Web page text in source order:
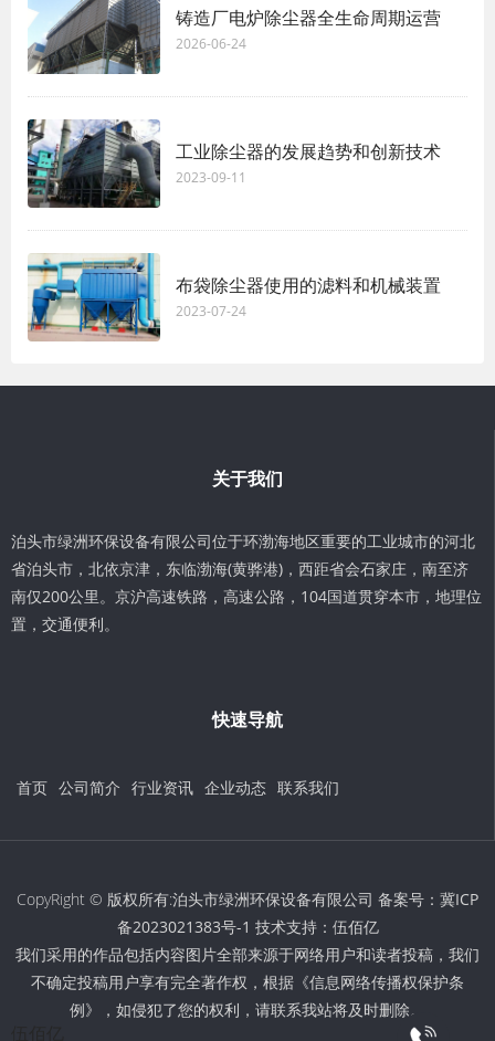
铸造厂电炉除尘器全生命周期运营
2026-06-24
工业除尘器的发展趋势和创新技术
2023-09-11
布袋除尘器使用的滤料和机械装置
2023-07-24
关于我们
泊头市绿洲环保设备有限公司位于环渤海地区重要的工业城市的河北
省泊头市，北依京津，东临渤海(黄骅港)，西距省会石家庄，南至济
南仅200公里。京沪高速铁路，高速公路，104国道贯穿本市，地理位
置，交通便利。
快速导航
首页 公司简介 行业资讯 企业动态 联系我们
CopyRight © 版权所有:泊头市绿洲环保设备有限公司 备案号： 冀ICP
备2023021383号-1 技术支持： 伍佰亿
我们采用的作品包括内容图片全部来源于网络用户和读者投稿，我们
不确定投稿用户享有完全著作权，根据《信息网络传播权保护条
例》，如侵犯了您的权利，请联系我站将及时删除。